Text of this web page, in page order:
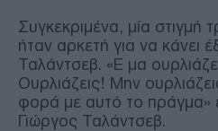
Συγκεκριμένα, μία στιγμή
ήταν αρκετή για να κάνει
Ταλάντσεβ. «Ε μα
Ουρλιάζεις! Μην
φορά με αυτό το πράγμα»
Γιώργος Ταλάντσεβ.